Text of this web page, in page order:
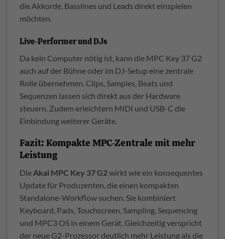
die Akkorde, Basslines und Leads direkt einspielen
möchten.
Live-Performer und DJs
Da kein Computer nötig ist, kann die MPC Key 37 G2
auch auf der Bühne oder im DJ-Setup eine zentrale
Rolle übernehmen. Clips, Samples, Beats und
Sequenzen lassen sich direkt aus der Hardware
steuern. Zudem erleichtern MIDI und USB-C die
Einbindung weiterer Geräte.
Fazit: Kompakte MPC-Zentrale mit mehr
Leistung
DieAkai MPC Key 37 G2wirkt wie ein konsequentes
Update für Produzenten, die einen kompakten
Standalone-Workflow suchen. Sie kombiniert
Keyboard, Pads, Touchscreen, Sampling, Sequencing
und MPC3 OS in einem Gerät. Gleichzeitig verspricht
der neue G2-Prozessor deutlich mehr Leistung als die